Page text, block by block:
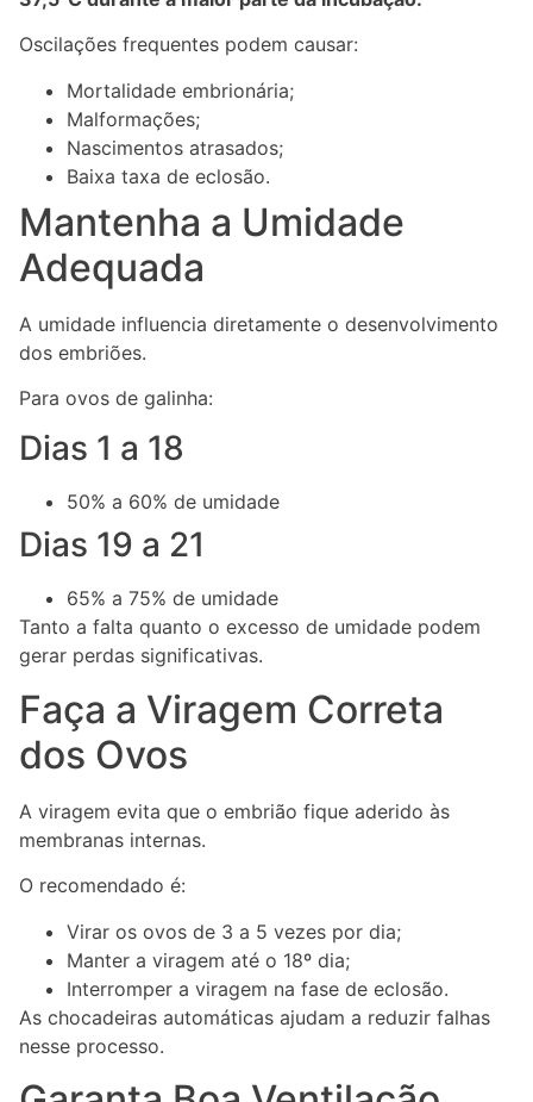
Oscilações frequentes podem causar:
Mortalidade embrionária;
Malformações;
Nascimentos atrasados;
Baixa taxa de eclosão.
Mantenha a Umidade
Adequada
A umidade influencia diretamente o desenvolvimento
dos embriões.
Para ovos de galinha:
Dias 1 a 18
50% a 60% de umidade
Dias 19 a 21
65% a 75% de umidade
Tanto a falta quanto o excesso de umidade podem
gerar perdas significativas.
Faça a Viragem Correta
dos Ovos
A viragem evita que o embrião fique aderido às
membranas internas.
O recomendado é:
Virar os ovos de 3 a 5 vezes por dia;
Manter a viragem até o 18º dia;
Interromper a viragem na fase de eclosão.
As chocadeiras automáticas ajudam a reduzir falhas
nesse processo.